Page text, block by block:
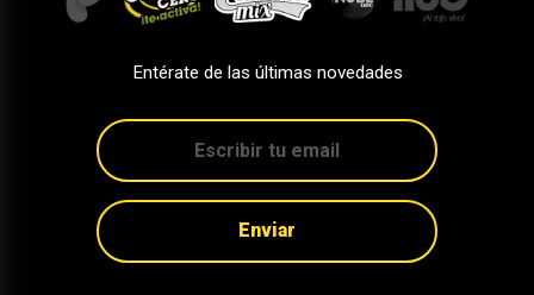
Entérate de las últimas novedades
Enviar